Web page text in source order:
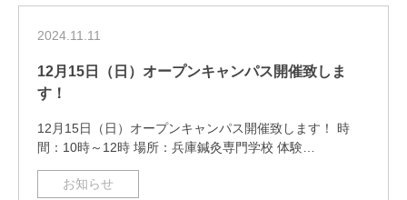
2024.11.11
12月15日（日）オープンキャンパス開催致しま
す！
12月15日（日）オープンキャンパス開催致します！ 時
間：10時～12時 場所：兵庫鍼灸専門学校 体験…
お知らせ